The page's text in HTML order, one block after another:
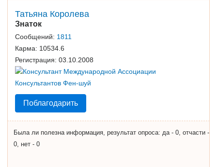
Татьяна Королева
Знаток
Сообщений: 1811
Карма: 10534.6
Регистрация: 03.10.2008
Поблагодарить
Была ли полезна информация, результат опроса: да - 0, отчасти -
0, нет - 0